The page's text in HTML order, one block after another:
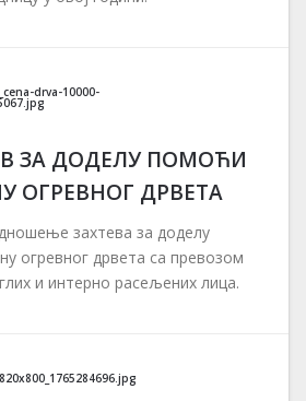
ЗА ДОДЕЛУ ПОМОЋИ
ОГРЕВНОГ ДРВЕТА
захтева за доделу
огревног дрвета са превозом
и интерно расељених лица.